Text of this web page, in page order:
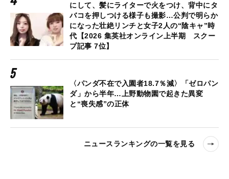
にして、髪にライターで火をつけ、背中にタ
バコを押しつける様子も撮影…公判で明らか
になった壮絶リンチと女子2人の“陰キャ”時
代【2026 集英社オンライン上半期 スクー
プ記事 7位】
〈パンダ不在で入園者18.7％減〉「ゼロパン
ダ」から半年…上野動物園で起きた異変
と“喪失感”の正体
ニュースランキングの一覧を見る